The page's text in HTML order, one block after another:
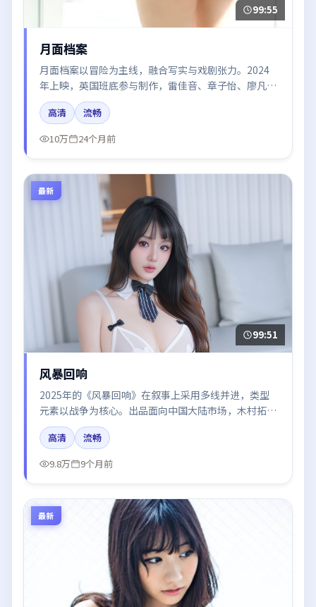
99:55
月面档案
月面档案以冒险为主线，融合写实与戏剧张力。2024
年上映，英国班底参与制作，雷佳音、章子怡、廖凡、
迪丽热巴、肖战在片中呈现细腻表演，影像风格统一，
配乐与剪辑强化了情绪曲线。
高清
流畅
10万
24个月前
最新
99:51
风暴回响
2025年的《风暴回响》在叙事上采用多线并进，类型
元素以战争为核心。出品面向中国大陆市场，木村拓
哉、汤唯、梁朝伟所饰角色推动关键反转，结尾留白引
发讨论。
高清
流畅
9.8万
9个月前
最新